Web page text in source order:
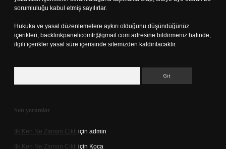
sorumluluğu kabul etmiş sayılırlar.
Hukuka ve yasal düzenlemelere aykırı olduğunu düşündüğünüz
içerikleri, backlinkpanelicomtr@gmail.com adresine bildirmeniz halinde,
ilgili içerikler yasal süre içerisinde sitemizden kaldırılacaktır.
Son yorumlar
Ilk Ken Ne Zaman Çıktı için admin
Ilk Ken Ne Zaman Çıktı için Koca